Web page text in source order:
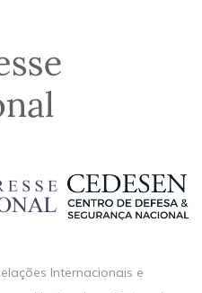
Internacionais e